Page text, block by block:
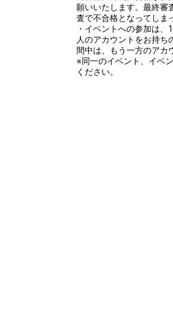
願いいたします。最終審
査で不合格となってしま
・イベントへの参加は
人のアカウントをお持ち
間中は、もう一方のアカ
※同一のイベント、イベ
ください。